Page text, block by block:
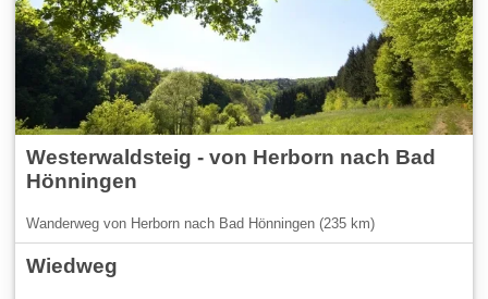
Westerwaldsteig - von Herborn nach Bad
Hönningen
Wanderweg von Herborn nach Bad Hönningen (235 km)
Wiedweg